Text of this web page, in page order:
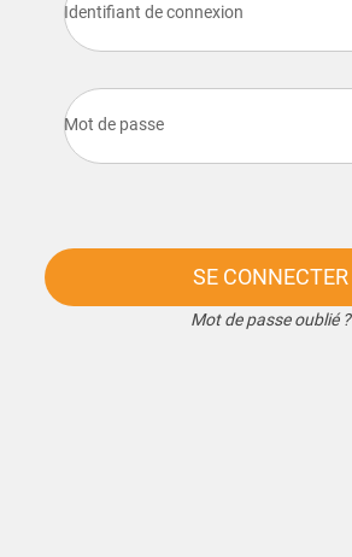
Identifiant de connexion
Mot de passe
SE CONNECTER
Mot de passe oublié ?